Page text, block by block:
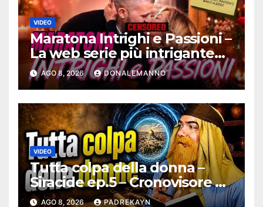
VIDEO
Maratona Intrighi e Passioni –
La web serie più intrigante
d’Italia |
#ConfessionalePodcast 295
AGO 8, 2026 DONALEMANNO
VIDEO
Tutta colpa della donna –
Siracide ep.5 – Cronovisore e
Bibbia
AGO 8, 2026 PADREKAYN